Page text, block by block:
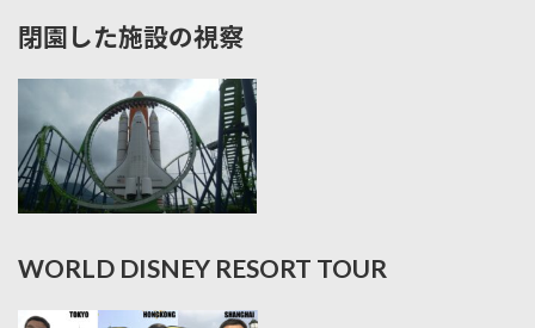
閉園した施設の視察
WORLD DISNEY RESORT TOUR